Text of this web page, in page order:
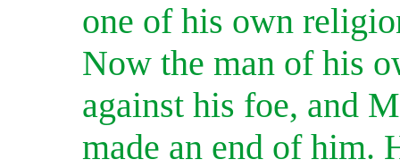
one of his own
Now the man of his
against his foe, and
made an end of him.